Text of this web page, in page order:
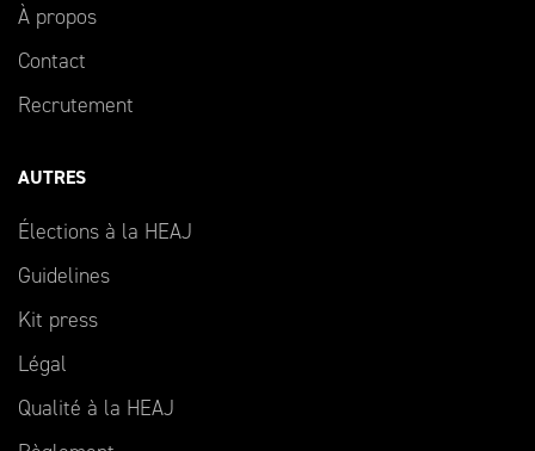
À propos
Contact
Recrutement
AUTRES
Élections à la HEAJ
Guidelines
Kit press
Légal
Qualité à la HEAJ